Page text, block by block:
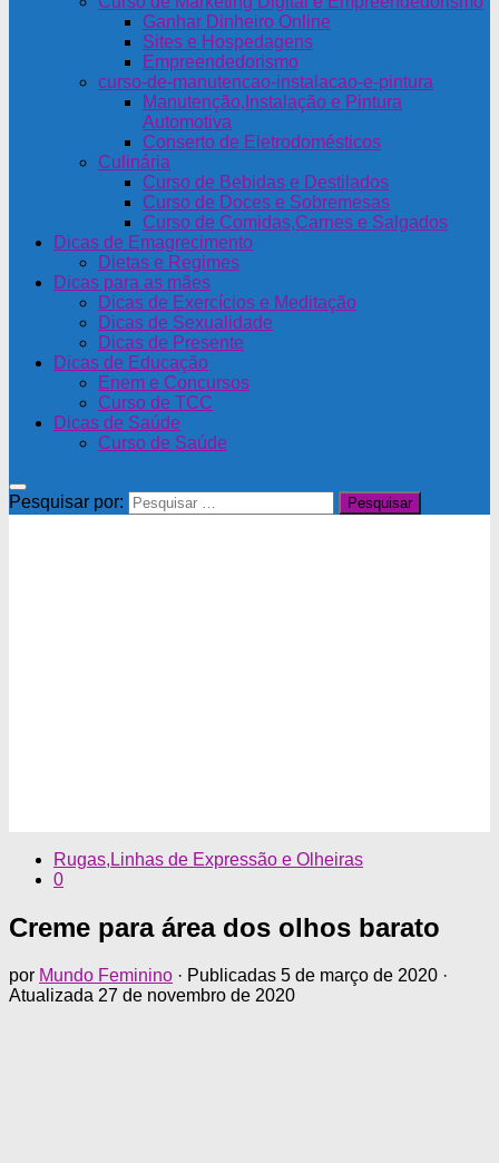
Ganhar Dinheiro Online
Sites e Hospedagens
Empreendedorismo
curso-de-manutencao-instalacao-e-pintura
Manutenção,Instalação e Pintura
Automotiva
Conserto de Eletrodomésticos
Culinária
Curso de Bebidas e Destilados
Curso de Doces e Sobremesas
Curso de Comidas,Carnes e Salgados
Dicas de Emagrecimento
Dietas e Regimes
Dicas para as mães
Dicas de Exercícios e Meditação
Dicas de Sexualidade
Dicas de Presente
Dicas de Educação
Enem e Concursos
Curso de TCC
Dicas de Saúde
Curso de Saúde
Pesquisar por:
Rugas,Linhas de Expressão e Olheiras
0
Creme para área dos olhos barato
por Mundo Feminino · Publicadas 5 de março de 2020 ·
Atualizada 27 de novembro de 2020